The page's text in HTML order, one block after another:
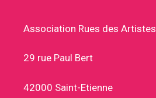
Association Rues des Artistes
29 rue Paul Bert
42000 Saint-Etienne